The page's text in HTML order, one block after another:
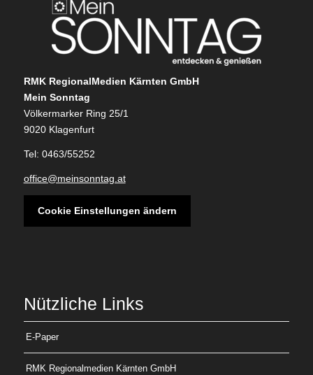
RMK RegionalMedien Kärnten GmbH
Mein Sonntag
Völkermarker Ring 25/1
9020 Klagenfurt
Tel: 0463/55252
office@meinsonntag.at
Cookie Einstellungen ändern
Nützliche Links
E-Paper
RMK Regionalmedien Kärnten GmbH